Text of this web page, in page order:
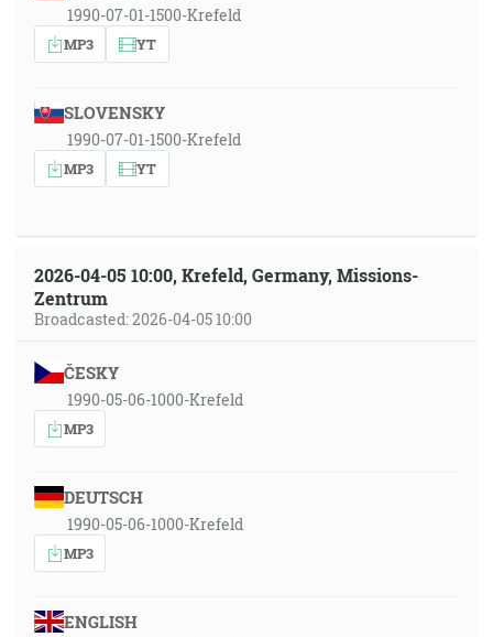
1990-07-01-1500-Krefeld
MP3 YT
SLOVENSKY
1990-07-01-1500-Krefeld
MP3 YT
2026-04-05 10:00, Krefeld, Germany, Missions-
Zentrum
Broadcasted: 2026-04-05 10:00
ČESKY
1990-05-06-1000-Krefeld
MP3
DEUTSCH
1990-05-06-1000-Krefeld
MP3
ENGLISH